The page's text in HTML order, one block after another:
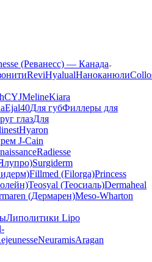
(Реванесс) — Канада
ReviHyalualНаноканюли
CYJMelineKiara
Ejal40Для губФиллеры для
глазДля
Hyaron
J-Cain
Radiesse
Surgiderm
Fillmed (Filorga)Princess
Teosyal (Теосиаль)Dermaheal
(Дермарен)Meso-Wharton
Липолитики Lipo
NeuramisAragan